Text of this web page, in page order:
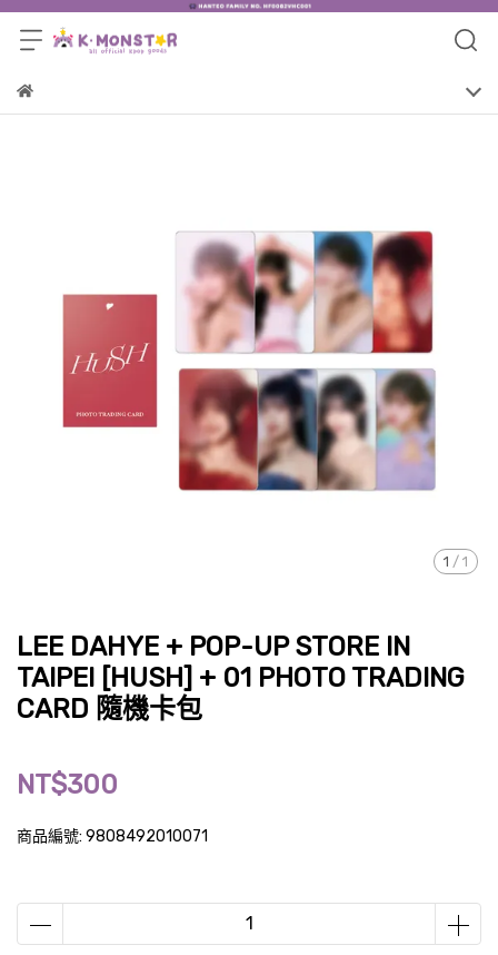
1 / 1
LEE DAHYE + POP-UP STORE IN
TAIPEI [HUSH] + 01 PHOTO TRADING
CARD 隨機卡包
NT$300
商品編號: 9808492010071